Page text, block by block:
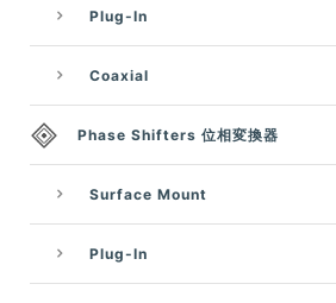
Plug-In
Coaxial
Phase Shifters 位相変換器
Surface Mount
Plug-In